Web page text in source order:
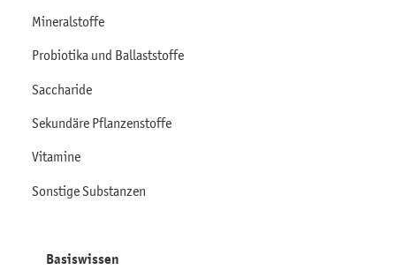
Mineralstoffe
Probiotika und Ballaststoffe
Saccharide
Sekundäre Pflanzenstoffe
Vitamine
Sonstige Substanzen
Basiswissen